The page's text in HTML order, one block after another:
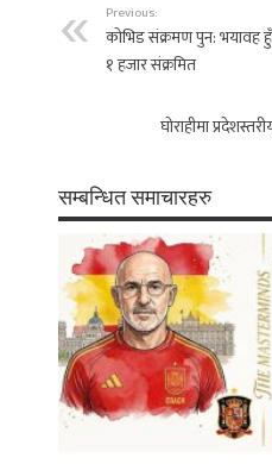
Previous:
काेभिड संक्रमण पुन: भयावह
१ हजार संक्रमित
घोराहीमा
सम्बन्धित समाचारहरु